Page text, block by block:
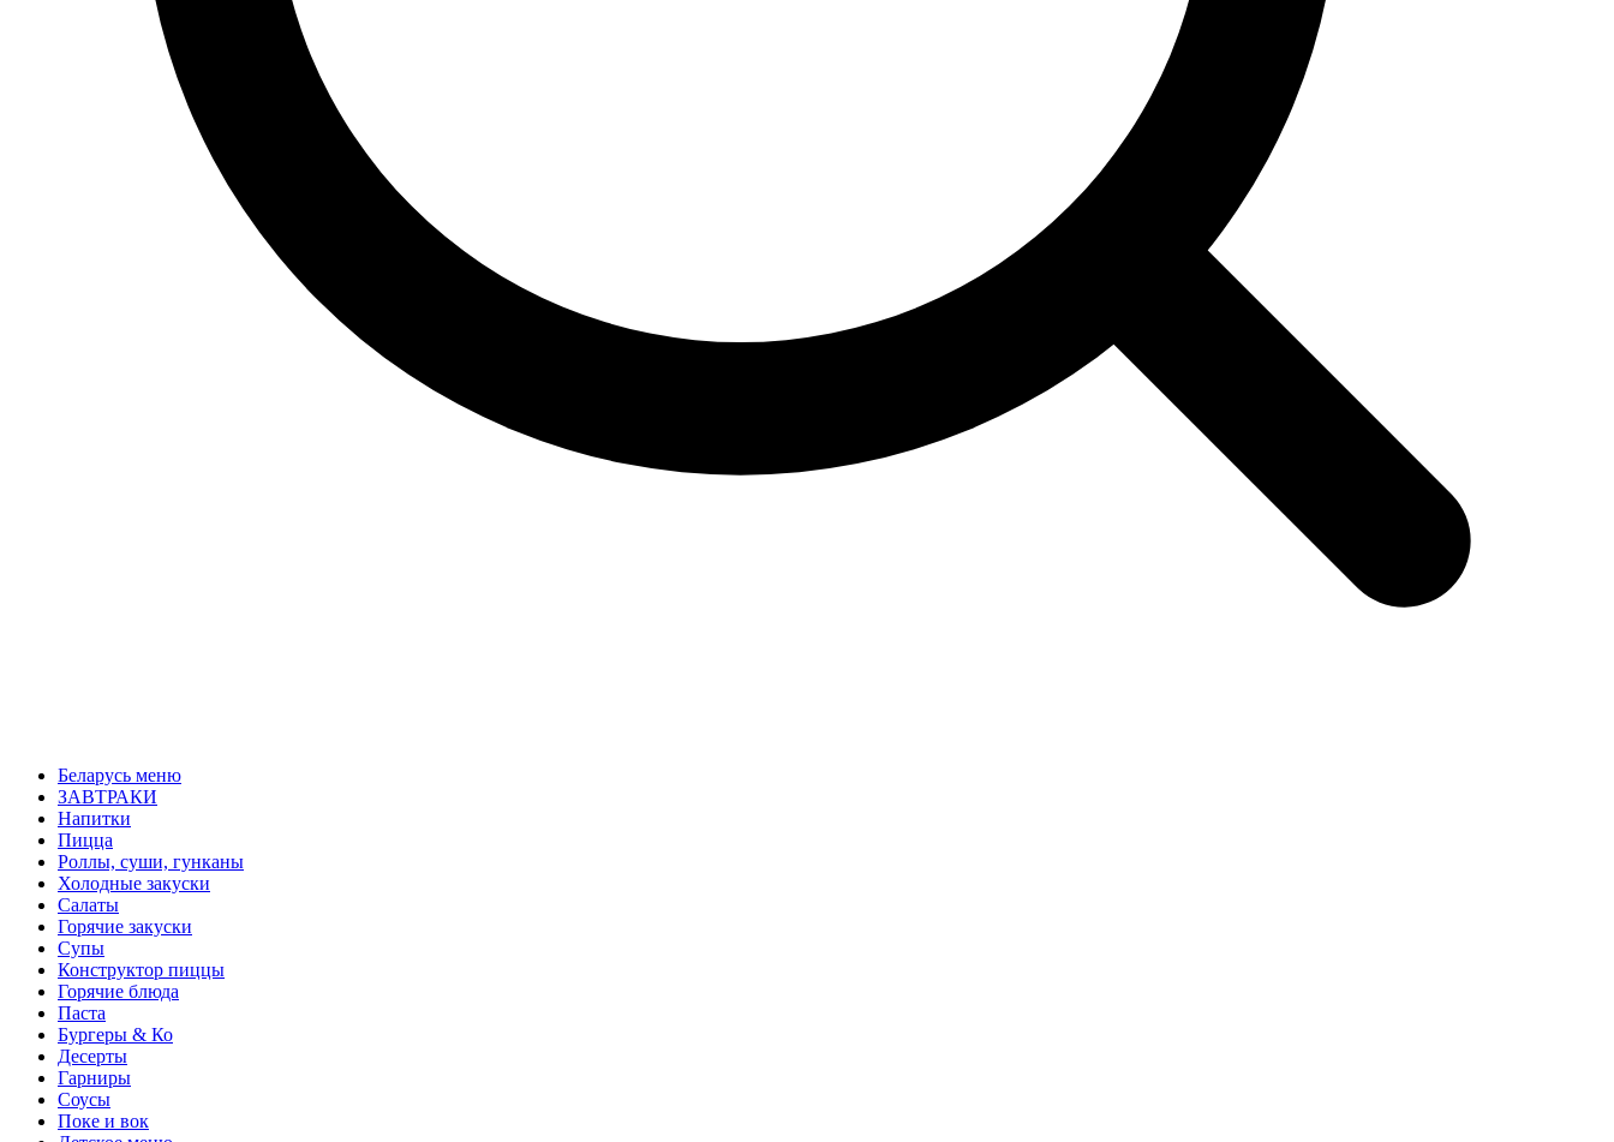
Беларусь меню
ЗАВТРАКИ
Напитки
Пицца
Роллы, суши, гунканы
Холодные закуски
Салаты
Горячие закуски
Супы
Конструктор пиццы
Горячие блюда
Паста
Бургеры & Ко
Десерты
Гарниры
Соусы
Поке и вок